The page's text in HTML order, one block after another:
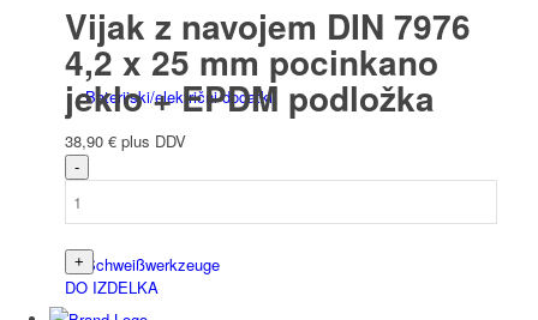
Baterijski/električni dodatki
Schweiß­werk­zeuge
Vijak z navojem DIN 7976
4,2 x 25 mm pocinkano
jeklo + EPDM podložka
38,90 € plus DDV
DO IZDELKA